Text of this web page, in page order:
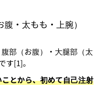
・太もも・上腕）
部（お腹）・大腿部（太
す[1]。
とから、初めて自己注射